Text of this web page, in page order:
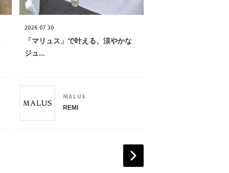
2026.07.30
「マリュス」で叶える、涼やかな
ジュ...
MALUS
REMI